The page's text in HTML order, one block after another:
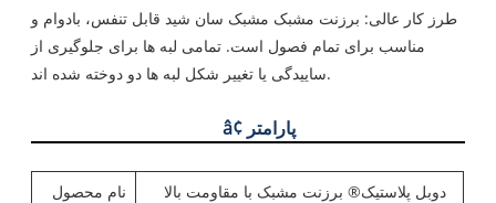
طرز کار عالی: برزنت مشبک مشبک سان شید قابل تنفس، بادوام و
مناسب برای تمام فصول است. تمامی لبه ها برای جلوگیری از
ساییدگی یا تغییر شکل لبه ها دو دوخته شده اند.
â¢ پارامتر
نام محصول
دوبل پلاستیک® برزنت مشبک با مقاومت بالا